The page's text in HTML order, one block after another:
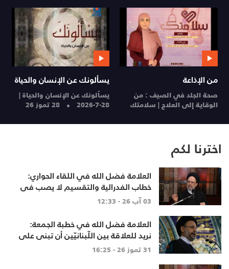
من الإذاعة
صحة الجلد في الصيف : من
الوقاية إلى العلاج | سلامتك
يسألونك عن الإنسان والحياة
يسألونك عن الإنسان والحياة |
28-7-2026 28 تموز 26
اخترنا لكم
العلامة فضل الله في اللقاء الحواري:
خطاب الفدرالية والتقسيم لا يصب في
مصلحة أحد
03 آب 26 - 12:33
العلامة فضل الله في خطبة الجمعة:
نريد للعلاقة بين اللّبنانيّين أن تبنى على
الاحترام المتبادل، والانتماء الوطنيّ
الجامع
31 تموز 26 - 16:25